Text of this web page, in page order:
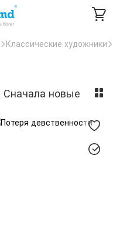
Классические художники
Сначала новые